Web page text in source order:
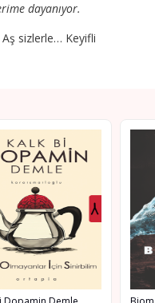
dayanıyor.
Aş sizlerle… Keyifli